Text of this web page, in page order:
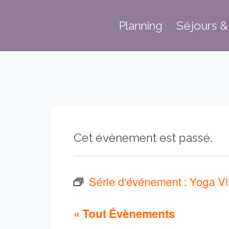
Planning Séjours
Cet évènement est passé.
Série d'événement : Yoga
« Tout Évènements